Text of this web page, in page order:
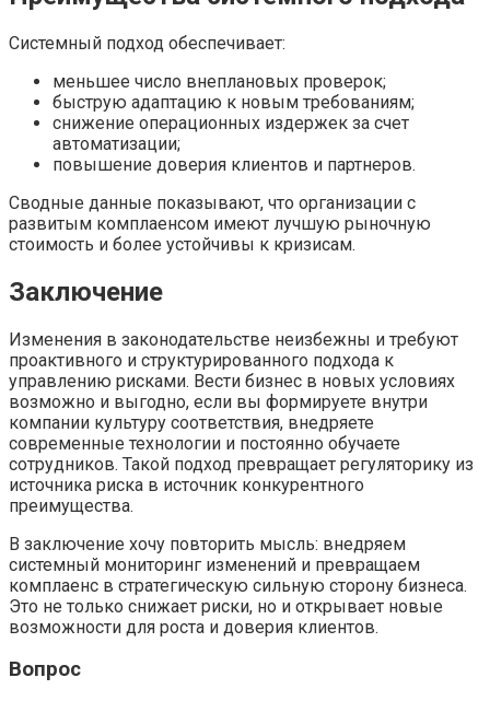
Системный подход обеспечивает:
меньшее число внеплановых проверок;
быструю адаптацию к новым требованиям;
снижение операционных издержек за счет
автоматизации;
повышение доверия клиентов и партнеров.
Сводные данные показывают, что организации с
развитым комплаенсом имеют лучшую рыночную
стоимость и более устойчивы к кризисам.
Заключение
Изменения в законодательстве неизбежны и требуют
проактивного и структурированного подхода к
управлению рисками. Вести бизнес в новых условиях
возможно и выгодно, если вы формируете внутри
компании культуру соответствия, внедряете
современные технологии и постоянно обучаете
сотрудников. Такой подход превращает регуляторику из
источника риска в источник конкурентного
преимущества.
В заключение хочу повторить мысль: внедряем
системный мониторинг изменений и превращаем
комплаенс в стратегическую сильную сторону бизнеса.
Это не только снижает риски, но и открывает новые
возможности для роста и доверия клиентов.
Вопрос